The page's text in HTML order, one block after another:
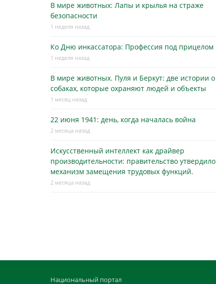
В мире животных: Лапы и крылья на страже
безопасности
1 неделя назад
Ко Дню инкассатора: Профессия под прицелом
1 неделя назад
В мире животных. Пуля и Беркут: две истории о
собаках, которые охраняют людей и объекты
1 месяц назад
22 июня 1941: день, когда началась война
2 месяца назад
Искусственный интеллект как драйвер
производительности: правительство утвердило
механизм замещения трудовых функций.
2 месяца назад
Национальный портал